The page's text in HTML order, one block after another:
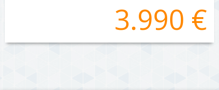
3.990 €